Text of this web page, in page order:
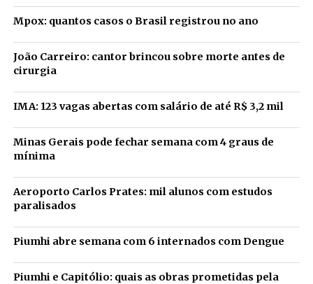
Mpox: quantos casos o Brasil registrou no ano
João Carreiro: cantor brincou sobre morte antes de
cirurgia
IMA: 123 vagas abertas com salário de até R$ 3,2 mil
Minas Gerais pode fechar semana com 4 graus de
mínima
Aeroporto Carlos Prates: mil alunos com estudos
paralisados
Piumhi abre semana com 6 internados com Dengue
Piumhi e Capitólio: quais as obras prometidas pela